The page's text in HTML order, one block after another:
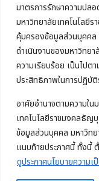
มาตรการรักษาความปล
มหาวิทยาลัยเทคโนโลยี
คุ้มครองข้อมูลส่วนบุคคล
ดำเนินงานของมหาวิทย
ความเรียบร้อย เป็นไปต
ประสิทธิภาพในการปฏิบั
อาศัยอำนาจตามความใ
เทคโนโลยีราชมงคลธัญ
ข้อมูลส่วนบุคคล มหาวิท
แนบท้ายประกาศนี้ ทั้งนี้
ดูประกาศนโยบายความเ
Phone:+66 (0) 2549
E-mail:
Copyright © 2022 คณ